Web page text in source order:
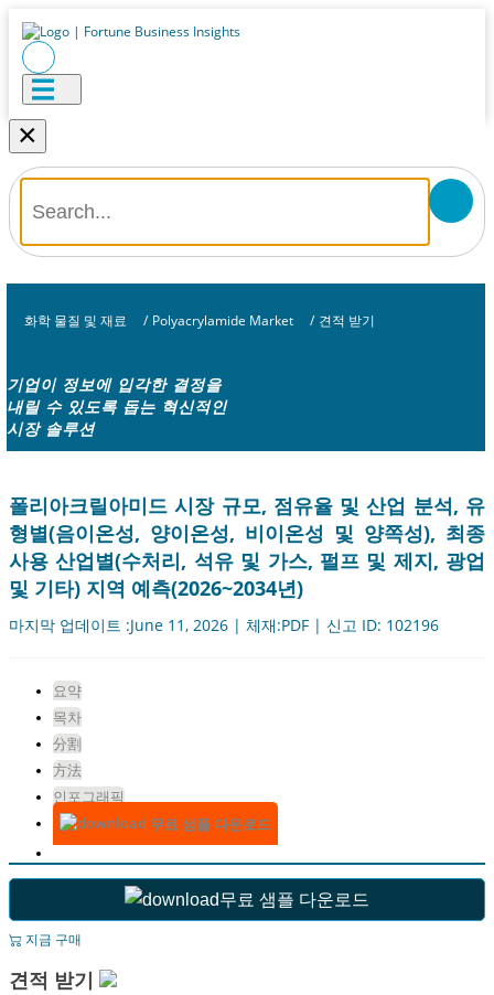
×
화학 물질 및 재료 / Polyacrylamide Market / 견적 받기
기업이 정보에 입각한 결정을
내릴 수 있도록 돕는 혁신적인
시장 솔루션
폴리아크릴아미드 시장 규모, 점유율 및 산업 분석, 유
형별(음이온성, 양이온성, 비이온성 및 양쪽성), 최종
사용 산업별(수처리, 석유 및 가스, 펄프 및 제지, 광업
및 기타) 지역 예측(2026~2034년)
마지막 업데이트 :June 11, 2026 | 체재:PDF | 신고 ID: 102196
요약
목차
分割
方法
인포그래픽
무료 샘플 다운로드
무료 샘플 다운로드
지금 구매
견적 받기